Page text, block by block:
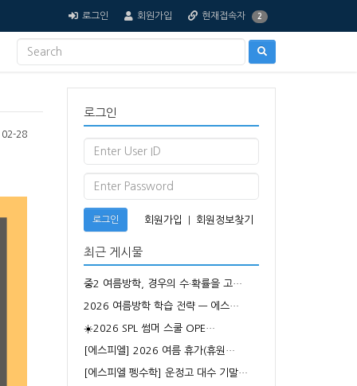
로그인 회원가입 현재접속자 2
28
로그인
로그인 회원가입 회원정보찾기
최근 게시물
중2 여름방학, 경우의 수·확률을 고…
2026 여름방학 학습 전략 — 에스…
☀️2026 SPL 썸머 스쿨 OPE…
[에스피엘] 2026 여름 휴가(휴원…
[에스피엘 펭수학] 운정고 대수 기말…